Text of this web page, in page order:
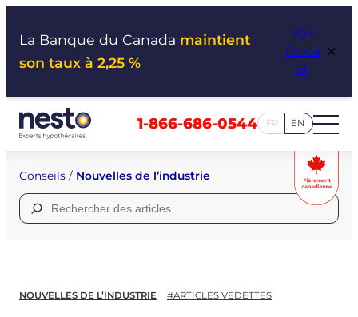
La Banque du Canada maintient
son taux à 2,25 %
Voir
l’impa
ct
×
1-866-686-0544 FR EN
Conseils / Nouvelles de l’industrie
Rechercher :
NOUVELLES DE L’INDUSTRIE #ARTICLES VEDETTES